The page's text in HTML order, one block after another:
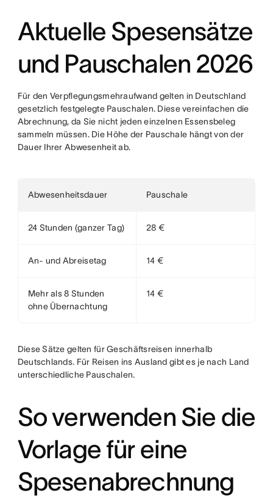
Aktuelle Spesensätze
und Pauschalen 2026
Für den Verpflegungsmehraufwand gelten in Deutschland
gesetzlich festgelegte Pauschalen. Diese vereinfachen die
Abrechnung, da Sie nicht jeden einzelnen Essensbeleg
sammeln müssen. Die Höhe der Pauschale hängt von der
Dauer Ihrer Abwesenheit ab.
Abwesenheitsdauer Pauschale
24 Stunden (ganzer Tag) 28 €
An- und Abreisetag 14 €
Mehr als 8 Stunden
ohne Übernachtung
14 €
Diese Sätze gelten für Geschäftsreisen innerhalb
Deutschlands. Für Reisen ins Ausland gibt es je nach Land
unterschiedliche Pauschalen.
So verwenden Sie die
Vorlage für eine
Spesenabrechnung